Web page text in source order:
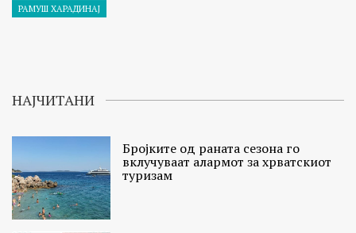
РАМУШ ХАРАДИНАЈ
НАЈЧИТАНИ
Бројките од раната сезона го
вклучуваат алармот за хрватскиот
туризам